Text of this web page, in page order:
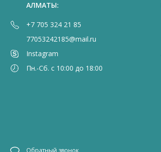
АЛМАТЫ:
+7 705 324 21 85
77053242185@mail.ru
Instagram
Пн.-Сб. с 10:00 до 18:00
Обратный звонок